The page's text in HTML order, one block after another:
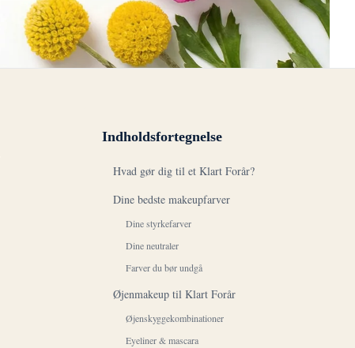
Indholdsfortegnelse
Hvad gør dig til et Klart Forår?
Dine bedste makeupfarver
Dine styrkefarver
Dine neutraler
Farver du bør undgå
Øjenmakeup til Klart Forår
Øjenskyggekombinationer
Eyeliner & mascara